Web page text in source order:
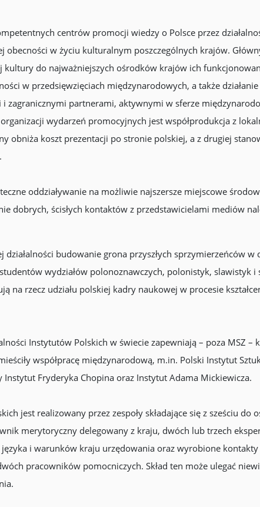
centrów promocji wiedzy o Polsce przez
obecności w życiu kulturalnym poszczególnych krajów.
do najważniejszych ośrodków krajów ich
w przedsięwzięciach międzynarodowych, a także
zagranicznymi partnerami, aktywnymi w sferze
wydarzeń promocyjnych jest współprodukcja z
obniża koszt prezentacji po stronie polskiej, a z drugiej
oddziaływanie na możliwie najszersze miejscowe
dobrych, ścisłych kontaktów z przedstawicielami mediów
budowanie grona przyszłych sprzymierzeńców w
wydziałów polonoznawczych, polonistyk, slawistyk i
na rzecz udziału polskiej kadry naukowej w procesie
Instytutów Polskich w świecie zapewniają – poza MSZ –
współpracę międzynarodową, m.in. Polski Instytut
Fryderyka Chopina oraz Instytut Adama Mickiewicza.
jest realizowany przez zespoły składające się z sześciu do
merytoryczny delegowany z kraju, dwóch lub trzech
języka i warunków kraju urzędowania oraz wyrobione
pracowników pomocniczych. Skład ten może ulegać